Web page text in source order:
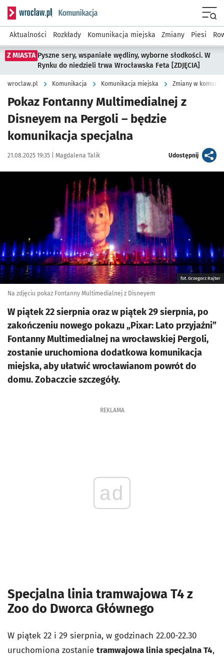
Serwis informacyjny wroclaw.pl podserwis: Komunikacja
Aktualności Rozkłady Komunikacja miejska Zmiany Piesi
Z MIASTA Pyszne sery, wspaniałe wędliny, wyborne słodkości. W
Rynku do niedzieli trwa Wrocławska Feta [ZDJĘCIA]
wroclaw.pl Komunikacja Komunikacja miejska Zmiany w
Pokaz Fontanny Multimedialnej z
Disneyem na Pergoli – będzie
komunikacja specjalna
Data publikacji:
21.08.2025 19:35 | Autor:
Magdalena Talik Udostępnijartykuł
fot. Grzegorz Rajter
Na zdjęciu pokaz Fontanny Multimedialnej z Disneyem
W piątek 22 sierpnia oraz w piątek 29 sierpnia, po
zakończeniu nowego pokazu „Pixar: Lato przyjaźni”
Fontanny Multimedialnej na wrocławskiej Pergoli,
zostanie uruchomiona dodatkowa komunikacja
miejska, aby ułatwić wrocławianom powrót do
domu. Zobaczcie szczegóły.
REKLAMA
ad
Specjalna linia tramwajowa T4 z
Zoo do Dworca Głównego
W piątek 22 i 29 sierpnia, w godzinach 22.00-22.30
uruchomiona zostanie tramwajowa linia specjalna T4,